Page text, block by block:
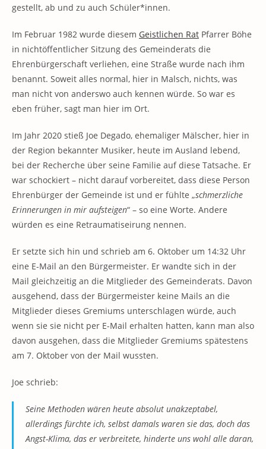
gestellt, ab und zu auch Schüler*innen.
Im Februar 1982 wurde diesem Geistlichen Rat Pfarrer Böhe
in nichtöffentlicher Sitzung des Gemeinderats die
Ehrenbürgerschaft verliehen, eine Straße wurde nach ihm
benannt. Soweit alles normal, hier in Malsch, nichts, was
man nicht von anderswo auch kennen würde. So war es
eben früher, sagt man hier im Ort.
Im Jahr 2020 stieß Joe Degado, ehemaliger Mälscher, hier in
der Region bekannter Musiker, heute im Ausland lebend,
bei der Recherche über seine Familie auf diese Tatsache. Er
war schockiert – nicht darauf vorbereitet, dass diese Person
Ehrenbürger der Gemeinde ist und er fühlte „schmerzliche
Erinnerungen in mir aufsteigen“ – so eine Worte. Andere
würden es eine Retraumatiseirung nennen.
Er setzte sich hin und schrieb am 6. Oktober um 14:32 Uhr
eine E-Mail an den Bürgermeister. Er wandte sich in der
Mail gleichzeitig an die Mitglieder des Gemeinderats. Davon
ausgehend, dass der Bürgermeister keine Mails an die
Mitglieder dieses Gremiums unterschlagen würde, auch
wenn sie sie nicht per E-Mail erhalten hatten, kann man also
davon ausgehen, dass die Mitglieder Gremiums spätestens
am 7. Oktober von der Mail wussten.
Joe schrieb:
Seine Methoden wären heute absolut unakzeptabel,
allerdings fürchte ich, selbst damals waren sie das, doch das
Angst-Klima, das er verbreitete, hinderte uns wohl alle daran,